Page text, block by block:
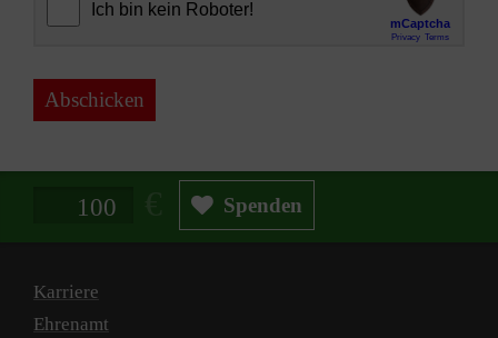
Abschicken
Spendenbetrag in Euro Spenden
Karriere
Ehrenamt